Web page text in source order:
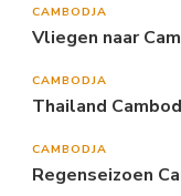
CAMBODJA
Vliegen naar
CAMBODJA
Thailand
CAMBODJA
Regenseizoen